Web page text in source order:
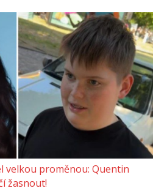
velkou proměnou: Quentin
žasnout!